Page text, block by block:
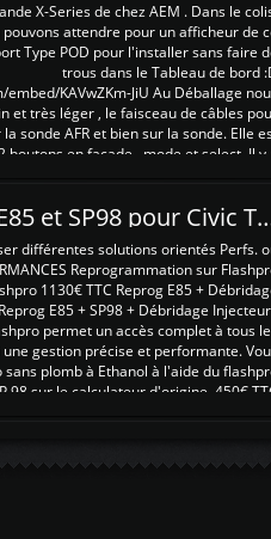
X-Series de chez AEM . Dans le
attendre pour un afficheur de
Type POD pour l'installer sans faire
trous dans le Tableau de bord
KAVwZKm-JiU Au Déballage
et très léger , le faisceau de câbles
sonde AFR et bien sur la sonde. Elle
en façade , mode et select. Il y
Reprogrammations E85
différentes solutions orientés Perfs.
Reprogrammation sur
1130€ TTC Reprog E85 +
E85 + SP98 + Débridage
permet un accès complet à tous
gestion précise et performante.
plomb à Ethanol à l'aide du
98 sur le calculateur d'origine 450€